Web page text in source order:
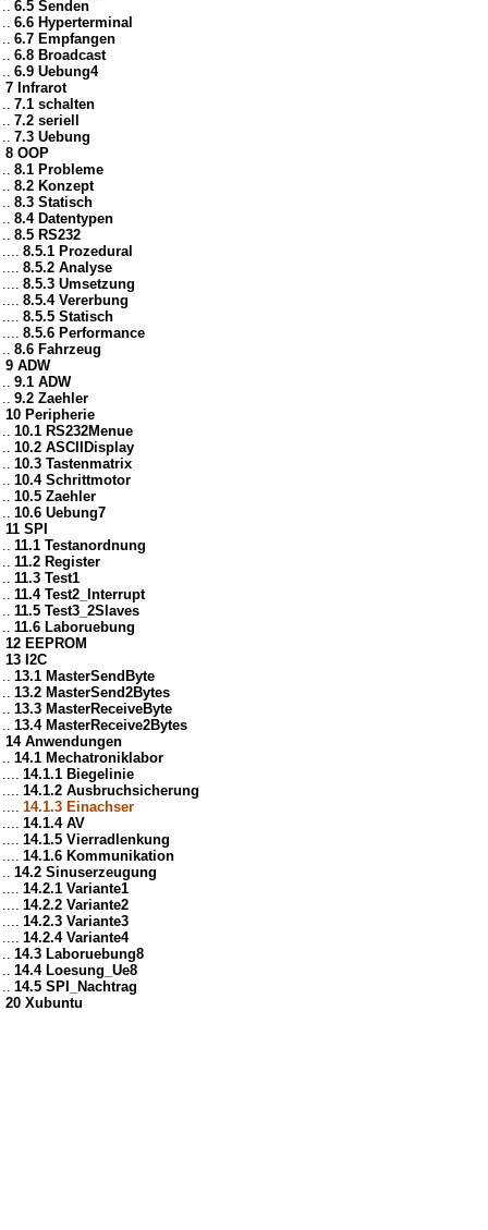
.. 6.5 Senden
.. 6.6 Hyperterminal
.. 6.7 Empfangen
.. 6.8 Broadcast
.. 6.9 Uebung4
7 Infrarot
.. 7.1 schalten
.. 7.2 seriell
.. 7.3 Uebung
8 OOP
.. 8.1 Probleme
.. 8.2 Konzept
.. 8.3 Statisch
.. 8.4 Datentypen
.. 8.5 RS232
.... 8.5.1 Prozedural
.... 8.5.2 Analyse
.... 8.5.3 Umsetzung
.... 8.5.4 Vererbung
.... 8.5.5 Statisch
.... 8.5.6 Performance
.. 8.6 Fahrzeug
9 ADW
.. 9.1 ADW
.. 9.2 Zaehler
10 Peripherie
.. 10.1 RS232Menue
.. 10.2 ASCIIDisplay
.. 10.3 Tastenmatrix
.. 10.4 Schrittmotor
.. 10.5 Zaehler
.. 10.6 Uebung7
11 SPI
.. 11.1 Testanordnung
.. 11.2 Register
.. 11.3 Test1
.. 11.4 Test2_Interrupt
.. 11.5 Test3_2Slaves
.. 11.6 Laboruebung
12 EEPROM
13 I2C
.. 13.1 MasterSendByte
.. 13.2 MasterSend2Bytes
.. 13.3 MasterReceiveByte
.. 13.4 MasterReceive2Bytes
14 Anwendungen
.. 14.1 Mechatroniklabor
.... 14.1.1 Biegelinie
.... 14.1.2 Ausbruchsicherung
.... 14.1.3 Einachser
.... 14.1.4 AV
.... 14.1.5 Vierradlenkung
.... 14.1.6 Kommunikation
.. 14.2 Sinuserzeugung
.... 14.2.1 Variante1
.... 14.2.2 Variante2
.... 14.2.3 Variante3
.... 14.2.4 Variante4
.. 14.3 Laboruebung8
.. 14.4 Loesung_Ue8
.. 14.5 SPI_Nachtrag
20 Xubuntu